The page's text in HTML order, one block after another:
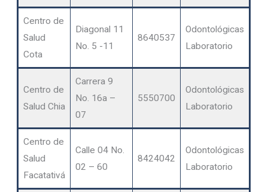
Centro de
Salud
Cota
Diagonal 11
No. 5 -11
8640537
Odontológicas
Laboratorio
Centro de
Salud Chia
Carrera 9
No. 16a –
07
5550700
Odontológicas
Laboratorio
Centro de
Salud
Facatativá
Calle 04 No.
02 – 60
8424042
Odontológicas
Laboratorio